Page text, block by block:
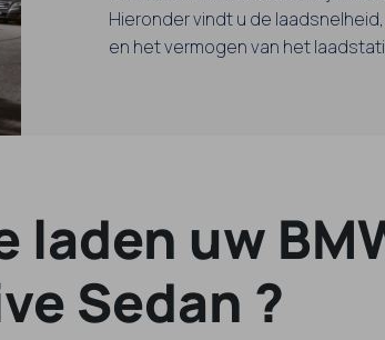
Hieronder vindt u de
en het vermogen van het
laden uw
Sedan ?